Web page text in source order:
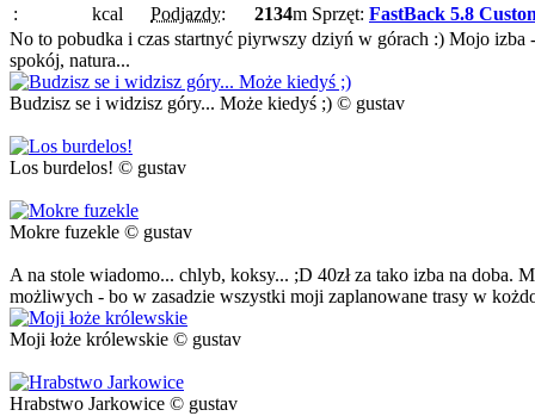
:
kcal Podjazdy: 2134m Sprzęt: FastBack 5.8
No to pobudka i czas startnyć piyrwszy dziyń w górach :) Mojo
spokój, natura...
Budzisz se i widzisz góry... Może kiedyś ;) © gustav
Los burdelos! © gustav
Mokre fuzekle © gustav
A na stole wiadomo... chlyb, koksy... ;D 40zł za tako izba na doba.
możliwych - bo w zasadzie wszystki moji zaplanowane trasy w
Moji łoże królewskie © gustav
Hrabstwo Jarkowice © gustav